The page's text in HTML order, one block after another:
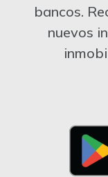
bancos.
nuevos